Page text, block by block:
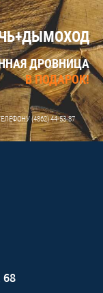
ДРОВНИЦА
В ПОДАРОК!
(4862) 44-53-87
68